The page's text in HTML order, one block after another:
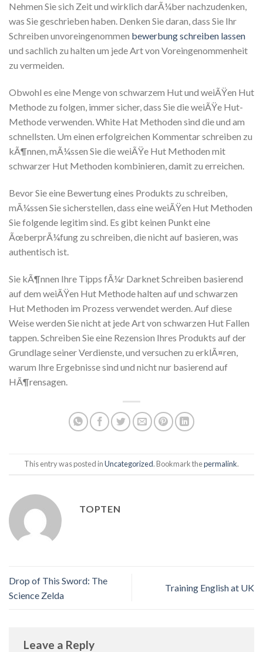
Nehmen Sie sich Zeit und wirklich darÃ¼ber nachzudenken,
was Sie geschrieben haben. Denken Sie daran, dass Sie Ihr
Schreiben unvoreingenommen bewerbung schreiben lassen
und sachlich zu halten um jede Art von Voreingenommenheit
zu vermeiden.
Obwohl es eine Menge von schwarzem Hut und weiÃŸen Hut
Methode zu folgen, immer sicher, dass Sie die weiÃŸe Hut-
Methode verwenden. White Hat Methoden sind die und am
schnellsten. Um einen erfolgreichen Kommentar schreiben zu
kÃ¶nnen, mÃ¼ssen Sie die weiÃŸe Hut Methoden mit
schwarzer Hut Methoden kombinieren, damit zu erreichen.
Bevor Sie eine Bewertung eines Produkts zu schreiben,
mÃ¼ssen Sie sicherstellen, dass eine weiÃŸen Hut Methoden
Sie folgende legitim sind. Es gibt keinen Punkt eine
ÃœberprÃ¼fung zu schreiben, die nicht auf basieren, was
authentisch ist.
Sie kÃ¶nnen Ihre Tipps fÃ¼r Darknet Schreiben basierend
auf dem weiÃŸen Hut Methode halten auf und schwarzen
Hut Methoden im Prozess verwendet werden. Auf diese
Weise werden Sie nicht at jede Art von schwarzen Hut Fallen
tappen. Schreiben Sie eine Rezension Ihres Produkts auf der
Grundlage seiner Verdienste, und versuchen zu erklÃ¤ren,
warum Ihre Ergebnisse sind und nicht nur basierend auf
HÃ¶rensagen.
This entry was posted inUncategorized. Bookmark thepermalink.
TOPTEN
Drop of This Sword: The
Science Zelda
Training English at UK
Leave a Reply